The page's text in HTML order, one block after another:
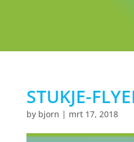
STUKJE-
by bjorn | mrt 17, 2018